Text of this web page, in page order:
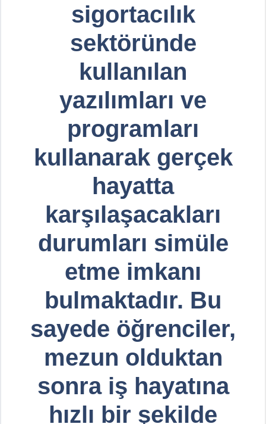
sigortacılık
sektöründe
kullanılan
yazılımları ve
programları
kullanarak gerçek
hayatta
karşılaşacakları
durumları simüle
etme imkanı
bulmaktadır. Bu
sayede öğrenciler,
mezun olduktan
sonra iş hayatına
hızlı bir şekilde